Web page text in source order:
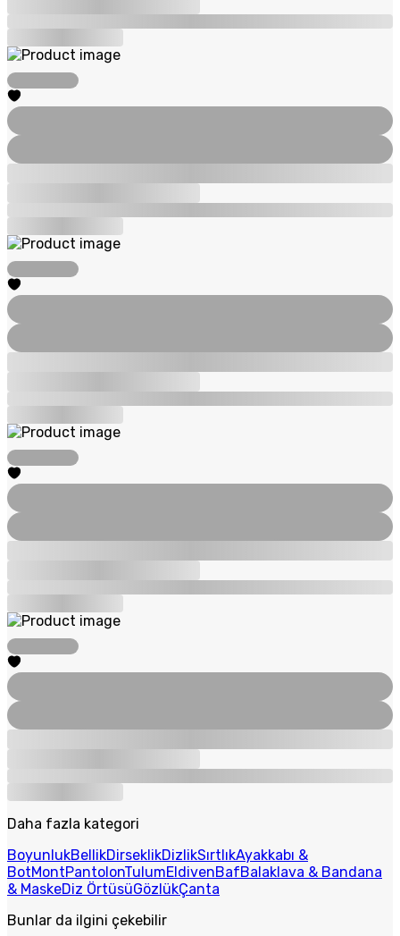
Daha fazla kategori
BoyunlukBellikDirseklikDizlikSırtlıkAyakkabı &
BotMontPantolonTulumEldivenBafBalaklava & Bandana
& MaskeDiz ÖrtüsüGözlükÇanta
Bunlar da ilgini çekebilir